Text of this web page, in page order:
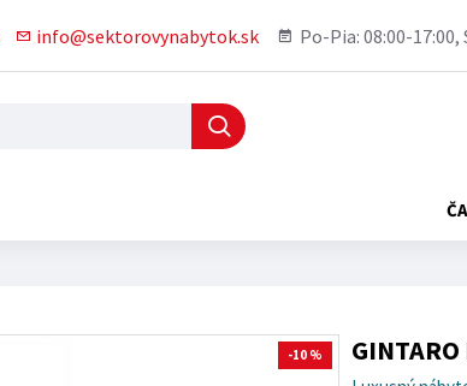
info@sektorovynabytok.sk Po-Pia: 08:00-17:00,
-10 %